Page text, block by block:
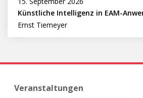
Ernst Tiemeyer
Veranstaltungen